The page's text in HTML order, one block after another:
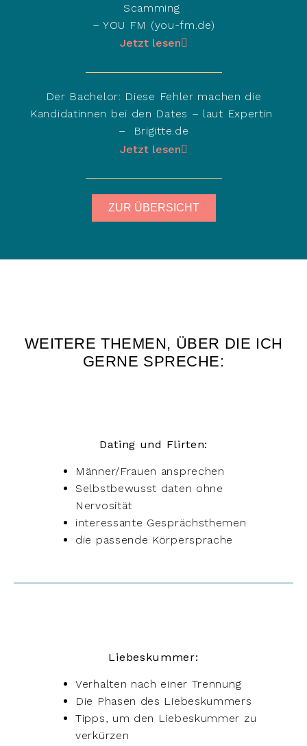
Scamming
– YOU FM (you-fm.de)
Jetzt lesen
Der Bachelor: Diese Fehler machen die
Kandidatinnen bei den Dates – laut Expertin
– Brigitte.de
Jetzt lesen
ZUR ÜBERSICHT
WEITERE THEMEN, ÜBER DIE ICH
GERNE SPRECHE:
Dating und Flirten:
Männer/Frauen ansprechen
Selbstbewusst daten ohne
Nervosität
interessante Gesprächsthemen
die passende Körpersprache
Liebeskummer:
Verhalten nach einer Trennung
Die Phasen des Liebeskummers
Tipps, um den Liebeskummer zu
verkürzen